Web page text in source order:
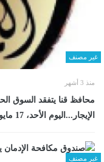
غير مصنف
منذ 3 أشهر
محافظ قنا يتفقد السوق
الإيجار...اليوم الأحد، 17 مايو 2026 11:27 صـ
غير مصنف